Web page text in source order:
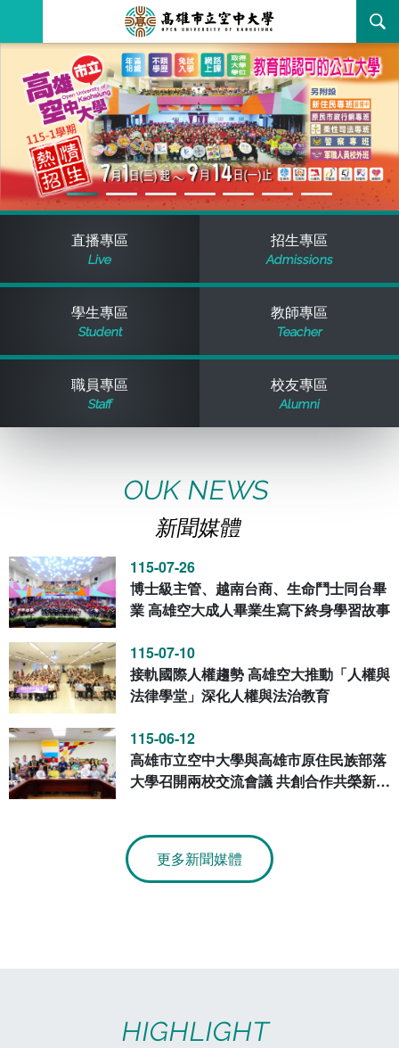
最新消息
全部公告
教務公告
學系公告
活動研習
招標徵才
歷史訊息
報名系統
線上報名
線上報名查詢
關於本校
空大簡介
立案證明
空大有利的學習條件
組織架構
環境設備
本校位置
資訊圖像化專區
校內分機(pdf)
活動花絮
行政單位
行政單位簡介
教務處註冊組
教務處課務組
研發處
秘書處事務組
秘書處出納組
秘書處文書組
教學媒體處
學術單位
通識教育中心
工商管理學系
法律學系
文化藝術學系
科技管理學系
健康管理與促進學系
其他好站
國內外開放課程
資訊相關法規
招生資訊
新生報名
在學資訊
網路選課
網路教學 3.0 (111-2學期啟用)
校園行事曆
資訊服務線上報修系統
消耗品申請
會計預警及請購系統
教室‧會議室預約系統
線上報修最新消息
法令規章
書表下載
政府公開資訊
常見問答
意見信箱
各單位意見信箱
直播專區
Live
招生專區
Admissions
學生專區
Student
教師專區
Teacher
職員專區
Staff
校友專區
Alumni
OUK NEWS
新聞媒體
115-07-26
博士級主管、越南台商、生命鬥士同台畢
業 高雄空大成人畢業生寫下終身學習故事
115-07-10
接軌國際人權趨勢 高雄空大推動「人權與
法律學堂」深化人權與法治教育
115-06-12
高雄市立空中大學與高雄市原住民族部落
大學召開兩校交流會議 共創合作共榮新篇
更多新聞媒體
HIGHLIGHT